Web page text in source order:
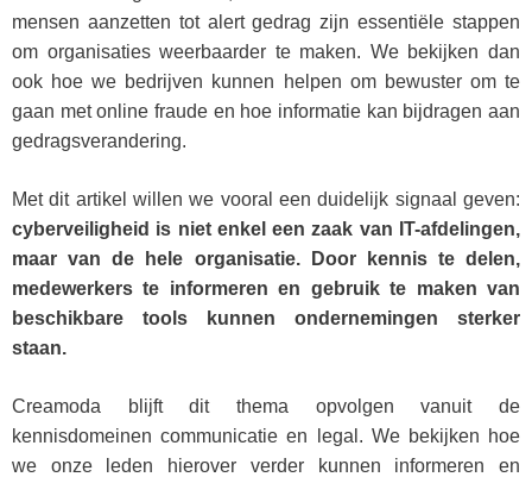
mensen aanzetten tot alert gedrag zijn essentiële stappen
om organisaties weerbaarder te maken. We bekijken dan
ook hoe we bedrijven kunnen helpen om bewuster om te
gaan met online fraude en hoe informatie kan bijdragen aan
gedragsverandering.
Met dit artikel willen we vooral een duidelijk signaal geven:
cyberveiligheid is niet enkel een zaak van IT-afdelingen,
maar van de hele organisatie. Door kennis te delen,
medewerkers te informeren en gebruik te maken van
beschikbare tools kunnen ondernemingen sterker
staan.
Creamoda blijft dit thema opvolgen vanuit de
kennisdomeinen communicatie en legal. We bekijken hoe
we onze leden hierover verder kunnen informeren en